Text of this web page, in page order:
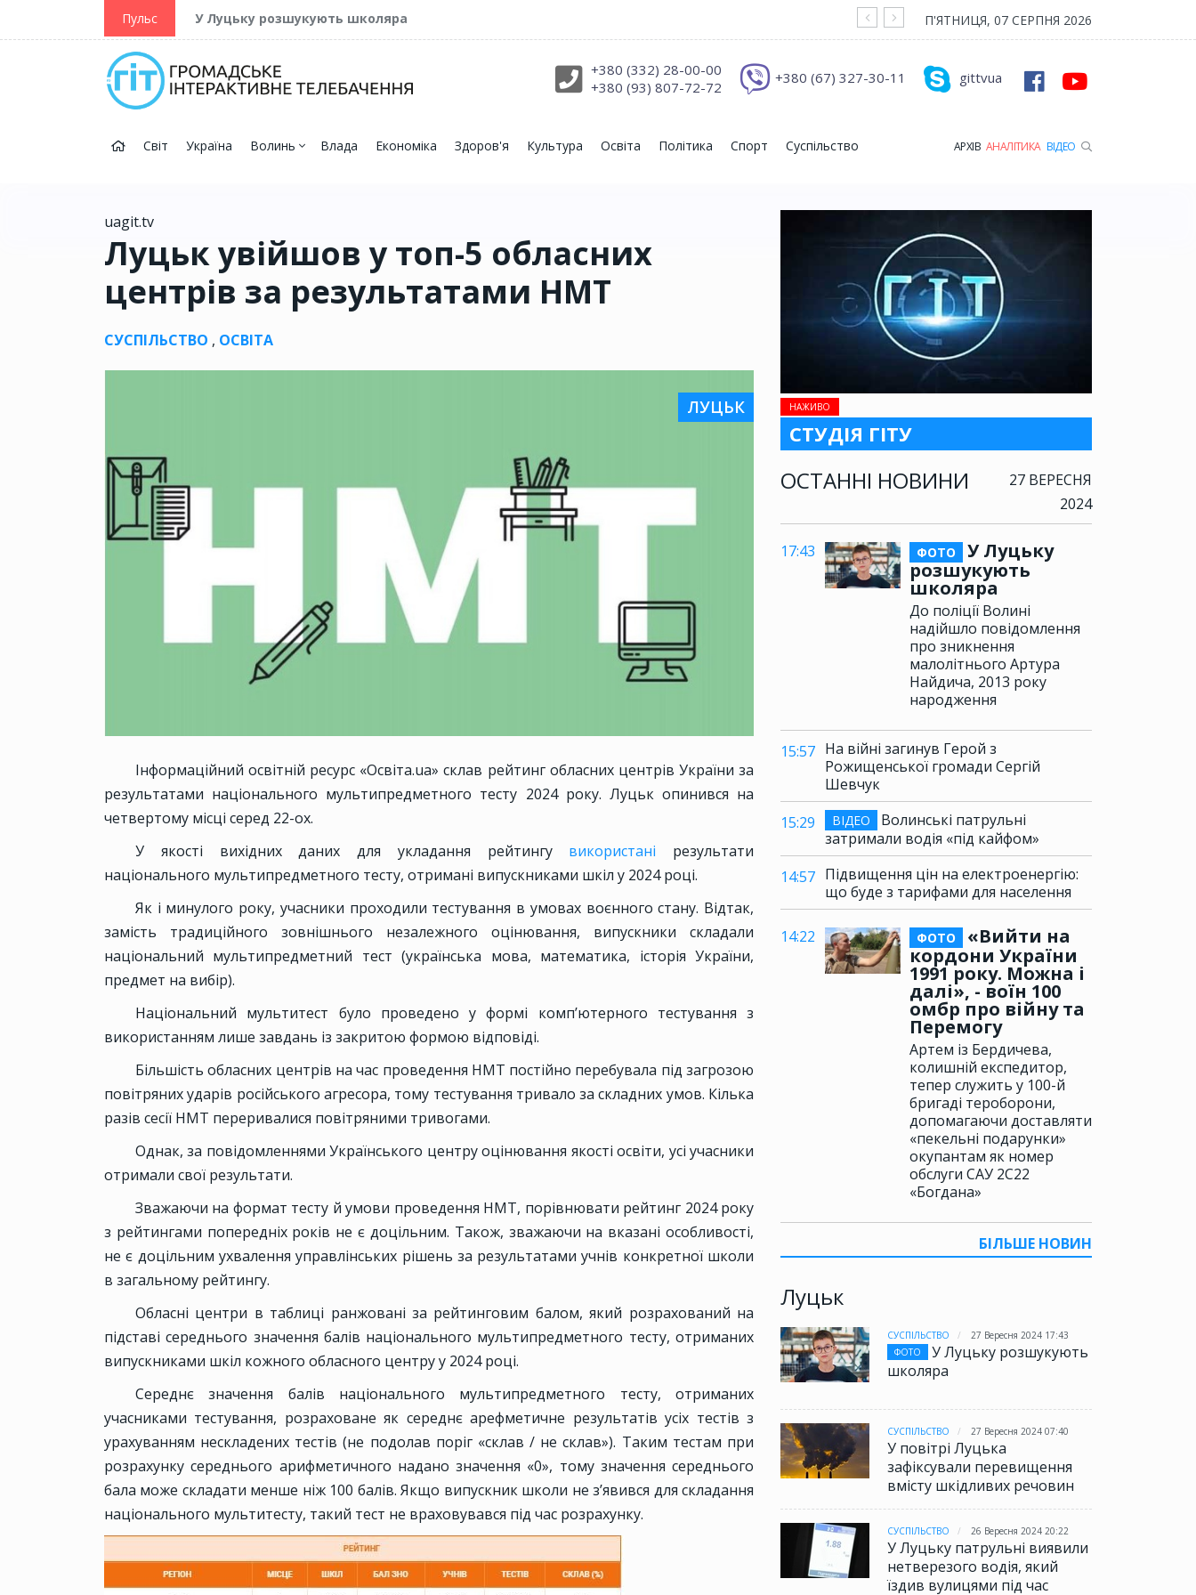
Пульс У Луцьку розшукують школяра На війні загинув Герой з Рожищенської
П'ЯТНИЦЯ, 07 СЕРПНЯ 2026
gittvua
+380 (67) 327-30-11
+380 (332) 28-00-00
+380 (93) 807-72-72
Світ Україна Волинь Влада Економіка Здоров'я Культура Освіта Політика Спорт Суспільство АРХІВ АНАЛІТИКА ВІДЕО
НАЖИВО
СТУДІЯ ГІТУ
ОСТАННІ НОВИНИ
27 ВЕРЕСНЯ
2024
17:43 ФОТО
У Луцьку
розшукують
школяра
До поліції Волині
надійшло повідомлення
про зникнення
малолітнього Артура
Найдича, 2013 року
народження
15:57 На війні загинув Герой з
Рожищенської громади Сергій
Шевчук
15:29
ВІДЕО
Волинські патрульні
затримали водія «під кайфом»
14:57 Підвищення цін на електроенергію:
що буде з тарифами для населення
14:22 ФОТО
«Вийти на
кордони України
1991 року. Можна і
далі», - воїн 100
омбр про війну та
Перемогу
Артем із Бердичева,
колишній експедитор,
тепер служить у 100-й
бригаді тероборони,
допомагаючи доставляти
«пекельні подарунки»
окупантам як номер
обслуги САУ 2С22
«Богдана»
БІЛЬШЕ НОВИН
Луцьк
СУСПІЛЬСТВО
27 Вересня 2024 17:43
ФОТО
У Луцьку розшукують
школяра
СУСПІЛЬСТВО 27 Вересня 2024 07:40
У повітрі Луцька
зафіксували перевищення
вмісту шкідливих речовин
СУСПІЛЬСТВО 26 Вересня 2024 20:22
У Луцьку патрульні виявили
нетверезого водія, який
їздив вулицями під час
uagit.tv
Луцьк увійшов у топ-5 обласних
центрів за результатами НМТ
СУСПІЛЬСТВО , ОСВІТА
ЛУЦЬК
Інформаційний освітній ресурс «Освіта.ua» склав рейтинг обласних центрів України за
результатами національного мультипредметного тесту 2024 року. Луцьк опинився на
четвертому місці серед 22-ох.
У якості вихідних даних для укладання рейтингу використані результати
національного мультипредметного тесту, отримані випускниками шкіл у 2024 році.
Як і минулого року, учасники проходили тестування в умовах воєнного стану. Відтак,
замість традиційного зовнішнього незалежного оцінювання, випускники складали
національний мультипредметний тест (українська мова, математика, історія України,
предмет на вибір).
Національний мультитест було проведено у формі компʼютерного тестування з
використанням лише завдань із закритою формою відповіді.
Більшість обласних центрів на час проведення НМТ постійно перебувала під загрозою
повітряних ударів російського агресора, тому тестування тривало за складних умов. Кілька
разів сесії НМТ переривалися повітряними тривогами.
Однак, за повідомленнями Українського центру оцінювання якості освіти, усі учасники
отримали свої результати.
Зважаючи на формат тесту й умови проведення НМТ, порівнювати рейтинг 2024 року
з рейтингами попередніх років не є доцільним. Також, зважаючи на вказані особливості,
не є доцільним ухвалення управлінських рішень за результатами учнів конкретної школи
в загальному рейтингу.
Обласні центри в таблиці ранжовані за рейтинговим балом, який розрахований на
підставі середнього значення балів національного мультипредметного тесту, отриманих
випускниками шкіл кожного обласного центру у 2024 році.
Середнє значення балів національного мультипредметного тесту, отриманих
учасниками тестування, розраховане як середнє арефметичне результатів усіх тестів з
урахуванням нескладених тестів (не подолав поріг «склав / не склав»). Таким тестам при
розрахунку середнього арифметичного надано значення «0», тому значення середнього
бала може складати менше ніж 100 балів. Якщо випускник школи не з’явився для складання
національного мультитесту, такий тест не враховувався під час розрахунку.